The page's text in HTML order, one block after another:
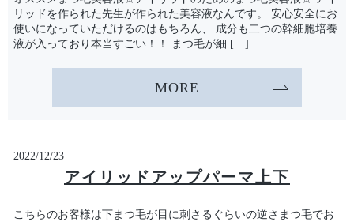
リッドを作られた先生が作られた美容液なんです。 安心安全にお
使いになっていただけるのはもちろん、 成分も二つの幹細胞培養
液が入っており本当すごい！！ まつ毛が細 […]
MORE
2022/12/23
アイリッドアップパーマ上下
こちらのお客様は下まつ毛が目に刺さるぐらいの逆さまつ毛でお